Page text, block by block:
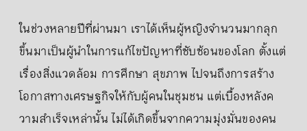
ในช่วงหลายปีที่ผ่านมา เราได้เห็นผู้หญิงจำนวนมากลุก
ขึ้นมาเป็นผู้นำในการแก้ไขปัญหาที่ซับซ้อนของโลก ตั้งแต่
เรื่องสิ่งแวดล้อม การศึกษา สุขภาพ ไปจนถึงการสร้าง
โอกาสทางเศรษฐกิจให้กับผู้คนในชุมชน แต่เบื้องหลังค
วามสำเร็จเหล่านั้น ไม่ได้เกิดขึ้นจากความมุ่งมั่นของคน